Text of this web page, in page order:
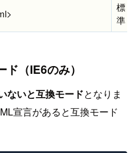
標
準
（IE6のみ）
ないと互換モードとなりま
宣言があると互換モード